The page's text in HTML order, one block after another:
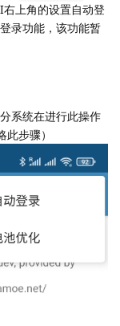
上角的设置自动登
录功能，该功能暂
系统在进行此操作
步骤）